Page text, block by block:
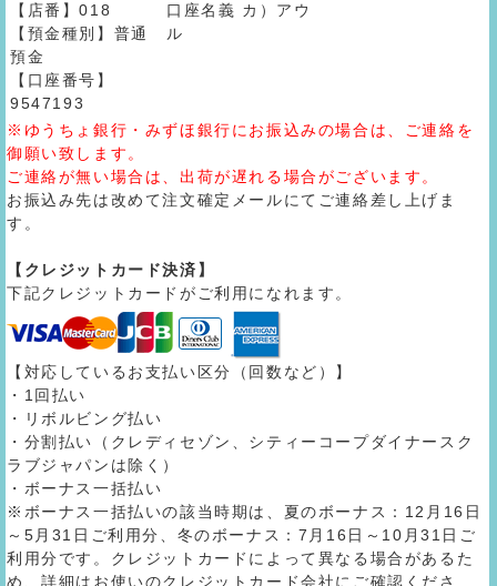
【店番】018
【預金種別】普通
預金
【口座番号】
9547193
口座名義 カ）アウ
ル
※ゆうちょ銀行・みずほ銀行にお振込みの場合は、ご連絡を
御願い致します。
ご連絡が無い場合は、出荷が遅れる場合がございます。
お振込み先は改めて注文確定メールにてご連絡差し上げま
す。
【クレジットカード決済】
下記クレジットカードがご利用になれます。
【対応しているお支払い区分（回数など）】
・1回払い
・リボルビング払い
・分割払い（クレディセゾン、シティーコープダイナースク
ラブジャパンは除く）
・ボーナス一括払い
※ボーナス一括払いの該当時期は、夏のボーナス：12月16日
～5月31日ご利用分、冬のボーナス：7月16日～10月31日ご
利用分です。クレジットカードによって異なる場合があるた
め、詳細はお使いのクレジットカード会社にご確認くださ